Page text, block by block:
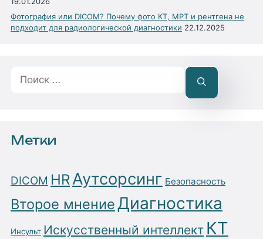
Фотография или DICOM? Почему фото КТ, МРТ и рентгена не
подходит для радиологической диагностики 22.12.2025
Метки
DICOM HR Аутсорсинг Безопасность
Второе мнениеДиагностика
Инсульт Искусственный интеллект КТ